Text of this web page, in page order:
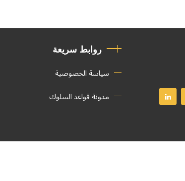
روابط سريعة
سياسة الخصوصية
مدونة قواعد السلوك